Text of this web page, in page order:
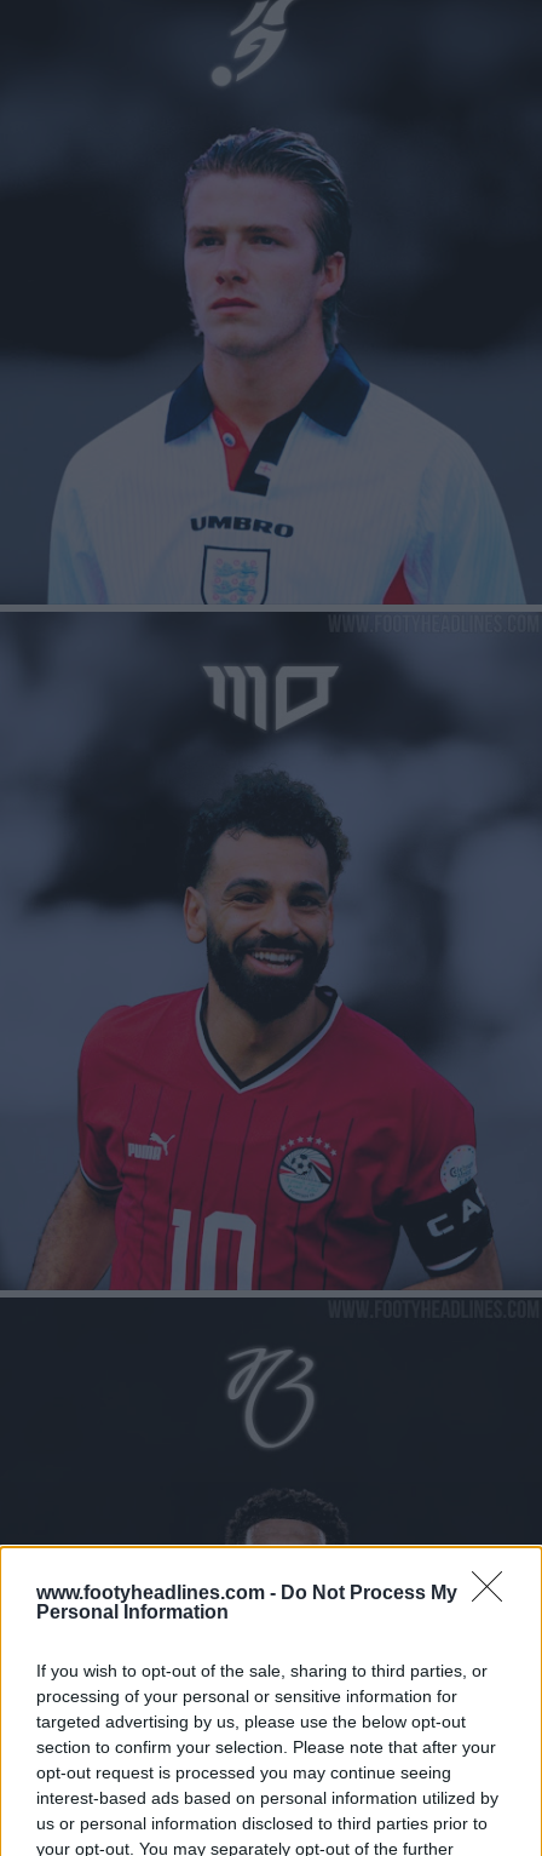
www.footyheadlines.com - Do Not Process My
Personal Information
If you wish to opt-out of the sale, sharing to third parties, or
processing of your personal or sensitive information for
targeted advertising by us, please use the below opt-out
section to confirm your selection. Please note that after your
opt-out request is processed you may continue seeing
interest-based ads based on personal information utilized by
us or personal information disclosed to third parties prior to
your opt-out. You may separately opt-out of the further